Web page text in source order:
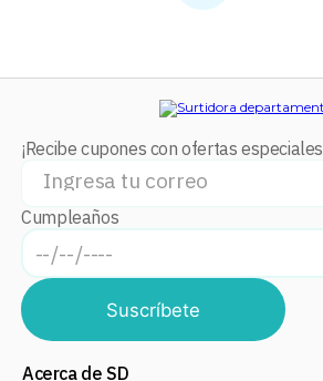
¡Recibe cupones con ofertas
Cumpleaños
Suscríbete
Acerca de SD